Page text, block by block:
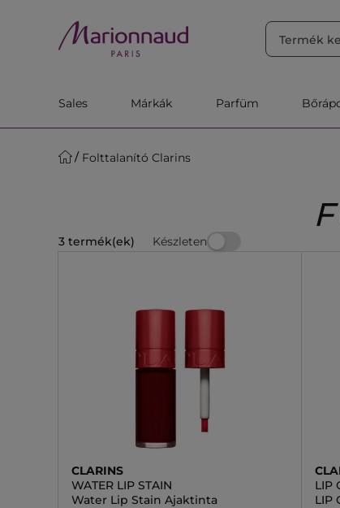
Sales Márkák Parfüm
Folttalanító Clarins
3 termék(ek) Készleten
CLARINS
WATER LIP STAIN
Water Lip Stain Ajaktinta
LIP
LIP